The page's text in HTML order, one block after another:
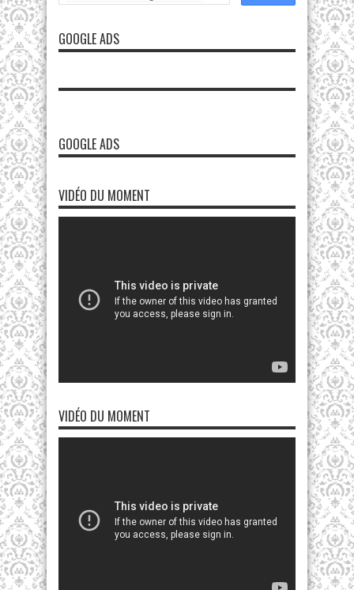
GOOGLE ADS
GOOGLE ADS
VIDÉO DU MOMENT
VIDÉO DU MOMENT